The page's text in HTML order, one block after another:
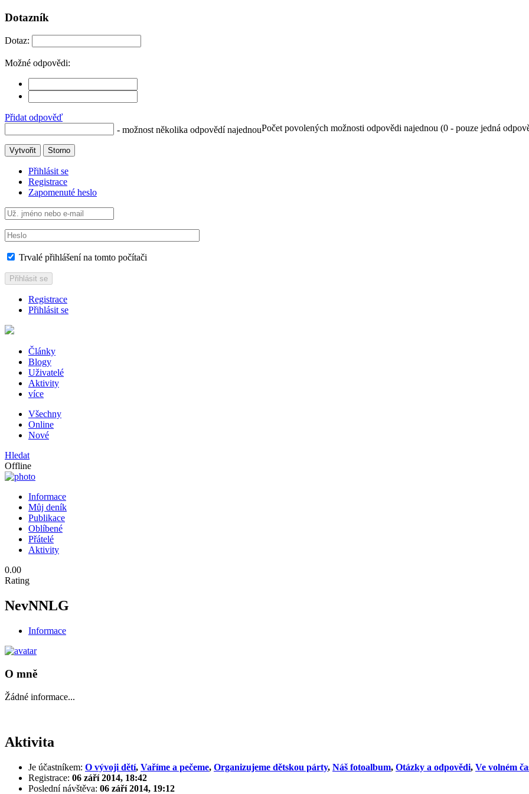
Dotazník
Dotaz:
Možné odpovědi:
Přidat odpověď
- možnost několika odpovědí najednouPočet povolených možnosti odpovědi najednou (0 - pouze jedná
Vytvořit Storno
Přihlásit se
Registrace
Zapomenuté heslo
Trvalé přihlášení na tomto počítači
Přihlásit se
Registrace
Přihlásit se
Články
Blogy
Uživatelé
Aktivity
více
Všechny
Online
Nové
Hledat
Offline
Informace
Můj deník
Publikace
Oblíbené
Přátelé
Aktivity
0.00
Rating
NevNNLG
Informace
O mně
Žádné informace...
Aktivita
Je účastníkem: O vývoji dětí, Vaříme a pečeme, Organizujeme dětskou párty, Náš fotoalbum, Otázky a odpovědi, Ve volném
Registrace: 06 září 2014, 18:42
Poslední návštěva: 06 září 2014, 19:12